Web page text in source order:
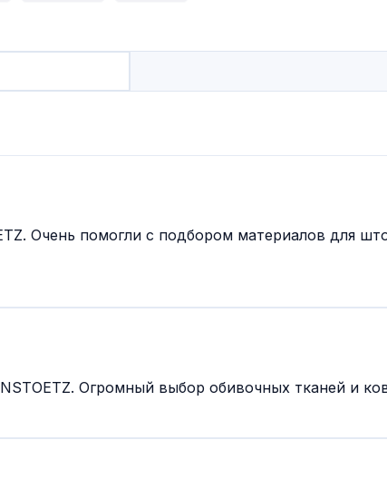
Очень помогли с подбором материалов для
Огромный выбор обивочных тканей и